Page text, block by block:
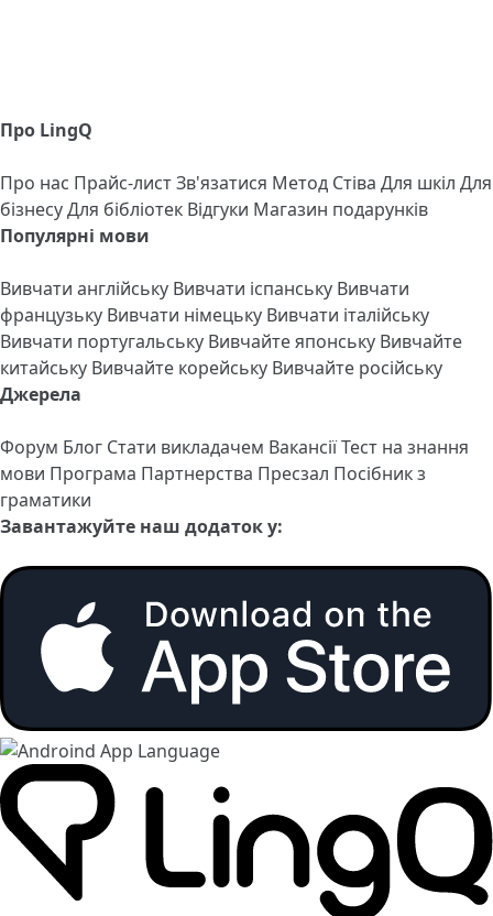
Про LingQ
Про нас Прайс-листЗв'язатися Метод Стіва Для шкіл Для
бізнесуДля бібліотек Відгуки Магазин подарунків
Популярні мови
Вивчати англійську Вивчати іспанську Вивчати
французьку Вивчати німецьку Вивчати італійську
Вивчати португальську Вивчайте японську Вивчайте
китайську Вивчайте корейську Вивчайте російську
Джерела
Форум Блог Стати викладачем ВакансіїТест на знання
мови Програма Партнерства Пресзал Посібник з
граматики
Завантажуйте наш додаток у: